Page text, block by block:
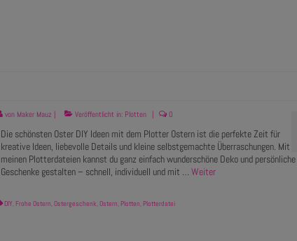
von Maker Mauz | Veröffentlicht in: Plotten | 0
Die schönsten Oster DIY Ideen mit dem Plotter Ostern ist die perfekte Zeit für
kreative Ideen, liebevolle Details und kleine selbstgemachte Überraschungen. Mit
meinen Plotterdateien kannst du ganz einfach wunderschöne Deko und persönliche
Geschenke gestalten – schnell, individuell und mit … Weiter
DIY, Frohe Ostern,Ostergeschenk,Ostern, Plotten, Plotterdatei